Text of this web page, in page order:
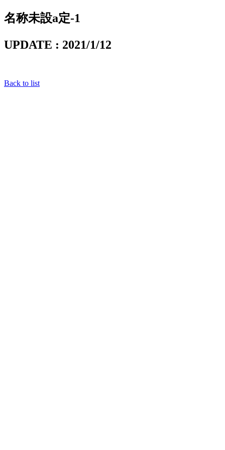
名称未設a定-1
UPDATE : 2021/1/12
Back to list